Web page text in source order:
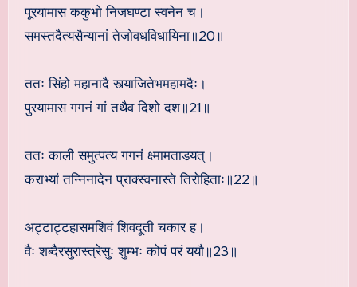
पूरयामास ककुभो निजघण्टा स्वनेन च।
समस्तदैत्यसैन्यानां तेजोवधविधायिना॥20॥
ततः सिंहो महानादै स्त्याजितेभमहामदैः।
पुरयामास गगनं गां तथैव दिशो दश॥21॥
ततः काली समुत्पत्य गगनं क्ष्मामताडयत्।
कराभ्यां तन्निनादेन प्राक्स्वनास्ते तिरोहिताः॥22॥
अट्टाट्टहासमशिवं शिवदूती चकार ह।
वैः शब्दैरसुरास्त्रेसुः शुम्भः कोपं परं ययौ॥23॥